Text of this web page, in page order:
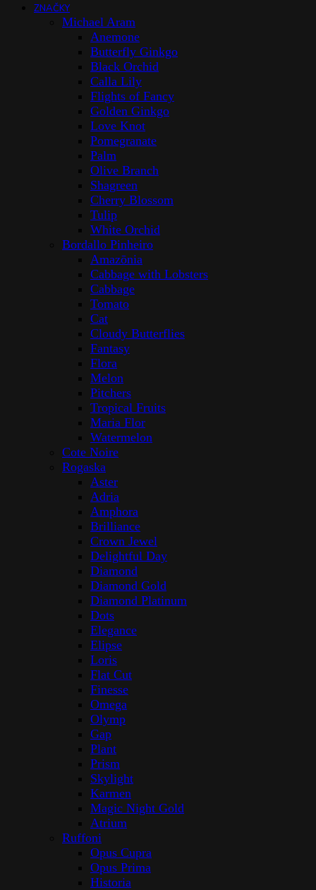
ZNAČKY
Michael Aram
Anemone
Butterfly Ginkgo
Black Orchid
Calla Lily
Flights of Fancy
Golden Ginkgo
Love Knot
Pomegranate
Palm
Olive Branch
Shagreen
Cherry Blossom
Tulip
White Orchid
Bordallo Pinheiro
Amazōnia
Cabbage with Lobsters
Cabbage
Tomato
Cat
Cloudy Butterflies
Fantasy
Flora
Melon
Pitchers
Tropical Fruits
Maria Flor
Watermelon
Cote Noire
Rogaska
Aster
Adria
Amphora
Brilliance
Crown Jewel
Delightful Day
Diamond
Diamond Gold
Diamond Platinum
Dots
Elegance
Elipse
Loris
Flat Cut
Finesse
Omega
Olymp
Gap
Plant
Prism
Skylight
Karmen
Magic Night Gold
Atrium
Ruffoni
Opus Cupra
Opus Prima
Historia